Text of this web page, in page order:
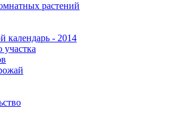
растений
календарь - 2014
участка